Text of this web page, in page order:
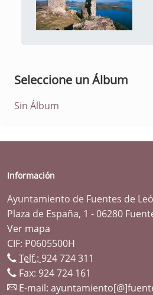
Seleccione un Álbum
Sin Álbum
Información
Ayuntamiento de Fuentes de
Plaza de España, 1 - 06280
Ver mapa
CIF: P0605500H
Telf.: 924 724 311
Fax: 924 724 161
E-mail: